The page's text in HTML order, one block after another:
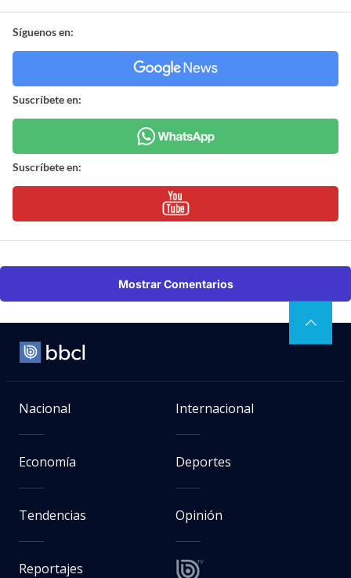
Síguenos en:
Suscríbete en:
Suscríbete en:
Mostrar Comentarios
Nacional Internacional
Economía Deportes
Tendencias Opinión
Reportajes